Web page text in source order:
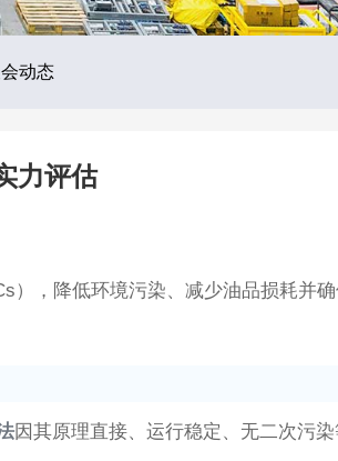
动态
力评估
），降低环境污染、减少油品损耗并
因其原理直接、运行稳定、无二次污